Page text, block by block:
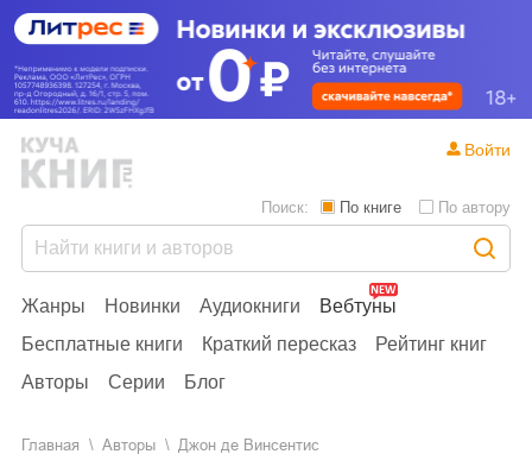
Жанры Новинки Аудиокниги
Вебтуны
Бесплатные книги
Краткий пересказ
Рейтинг книг
Авторы
Серии Блог
Поиск: По книге По автору
Войти
Главная Aвторы Джон де Винсентис